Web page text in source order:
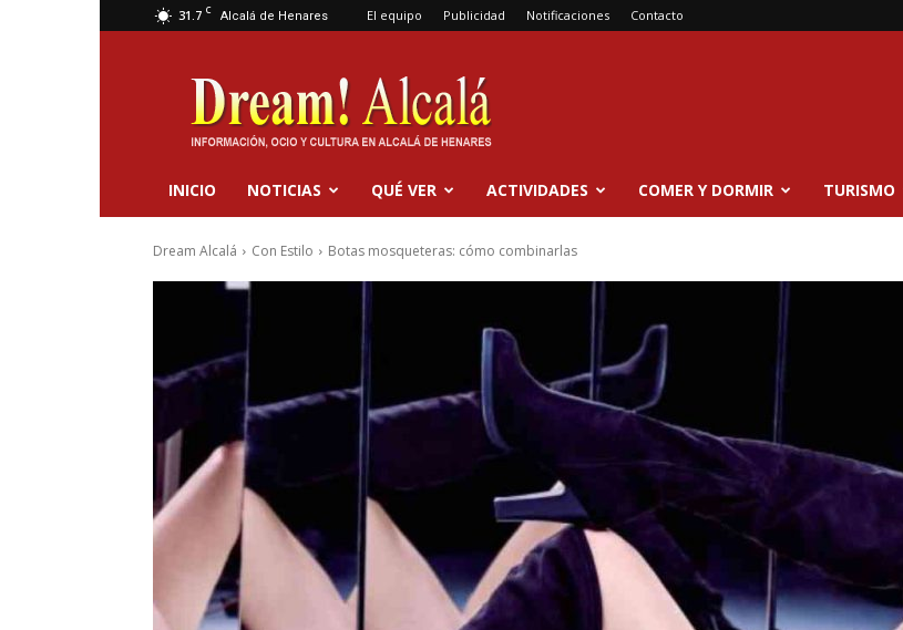
31.7 C Alcalá de Henares El equipo Publicidad Notificaciones Contacto
Dream
Alcalá
INICIO NOTICIAS QUÉ VER ACTIVIDADES COMER Y DORMIR TURISMO
Dream Alcalá Con Estilo Botas mosqueteras: cómo combinarlas